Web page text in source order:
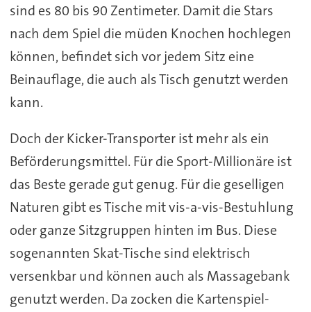
sind es 80 bis 90 Zentimeter. Damit die Stars
nach dem Spiel die müden Knochen hochlegen
können, befindet sich vor jedem Sitz eine
Beinauflage, die auch als Tisch genutzt werden
kann.
Doch der Kicker-Transporter ist mehr als ein
Beförderungsmittel. Für die Sport-Millionäre ist
das Beste gerade gut genug. Für die geselligen
Naturen gibt es Tische mit vis-a-vis-Bestuhlung
oder ganze Sitzgruppen hinten im Bus. Diese
sogenannten Skat-Tische sind elektrisch
versenkbar und können auch als Massagebank
genutzt werden. Da zocken die Kartenspiel-